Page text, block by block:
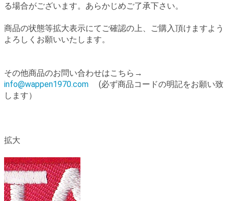
る場合がございます。あらかじめご了承下さい。
商品の状態等拡大表示にてご確認の上、ご購入頂けますよう
よろしくお願いいたします。
その他商品のお問い合わせはこちら→
info@wappen1970.com (必ず商品コードの明記をお願い致
します）
拡大